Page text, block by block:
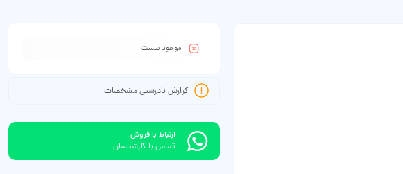
موجود نیست
گزارش نادرستی مشخصات
ارتباط با فروش
تماس با کارشناسان